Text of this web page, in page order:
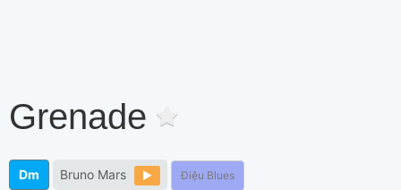
Grenade
Dm Bruno Mars Điệu Blues